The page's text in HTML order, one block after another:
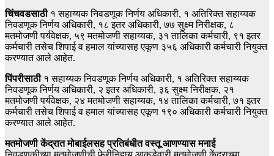
चिंचवडसाठी१ सहाय्यक निवडणूक निर्णय अधिकारी, १ अतिरिक्त सहाय्यक
निवडणूक निर्णय अधिकारी, १८ इतर अधिकारी, ७७ सुक्ष्म निरीक्षक, ८
मतमोजणी पर्यवेक्षक, ५९ मतमोजणी सहाय्यक, ३१ तालिका कर्मचारी, ९१ इतर
कर्मचारी तसेच शिपाई व हमाल यांच्यासह एकूण ३५६ अधिकारी कर्मचारी नियुक्त
करण्यात आले आहेत.
पिंपरीसाठी१ सहाय्यक निवडणूक निर्णय अधिकारी, १ अतिरिक्त सहाय्यक
निवडणूक निर्णय अधिकारी, २ इतर अधिकारी, ३६ सुक्ष्म निरीक्षक, २१
मतमोजणी पर्यवेक्षक, २४ मतमोजणी सहाय्यक, १४ तालिका कर्मचारी, ७१ इतर
कर्मचारी तसेच शिपाई व हमाल यांच्यासह एकूण १९० अधिकारी कर्मचारी नियुक्त
करण्यात आले आहेत.
मतमोजणी केंद्रात मोबाईलसह प्रतिबंधीत वस्तू आणण्यास मनाई